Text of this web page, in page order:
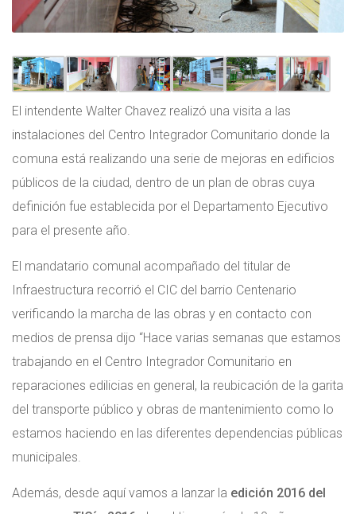
El intendente Walter Chavez realizó una visita a las
instalaciones del Centro Integrador Comunitario donde la
comuna está realizando una serie de mejoras en edificios
públicos de la ciudad, dentro de un plan de obras cuya
definición fue establecida por el Departamento Ejecutivo
para el presente año.
El mandatario comunal acompañado del titular de
Infraestructura recorrió el CIC del barrio Centenario
verificando la marcha de las obras y en contacto con
medios de prensa dijo “Hace varias semanas que estamos
trabajando en el Centro Integrador Comunitario en
reparaciones edilicias en general, la reubicación de la garita
del transporte público y obras de mantenimiento como lo
estamos haciendo en las diferentes dependencias públicas
municipales.
Además, desde aquí vamos a lanzar la edición 2016 del